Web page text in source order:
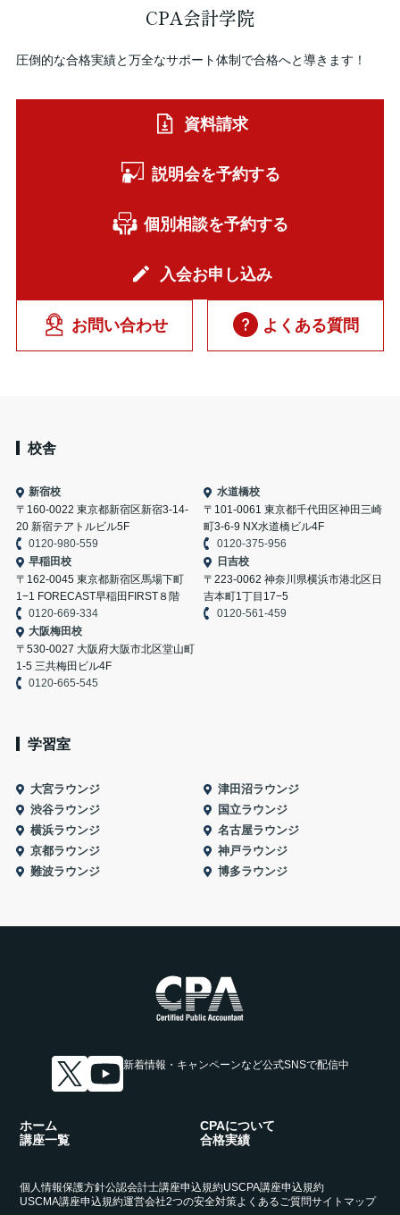
CPA会計学院
圧倒的な合格実績と万全なサポート体制で合格へと導きます！
資料請求
説明会を予約する
個別相談を予約する
入会お申し込み
お問い合わせ よくある質問
校舎
新宿校
〒160-0022 東京都新宿区新宿3-14-
20 新宿テアトルビル5F
0120-980-559
水道橋校
〒101-0061 東京都千代田区神田三崎
町3-6-9 NX水道橋ビル4F
0120-375-956
早稲田校
〒162-0045 東京都新宿区馬場下町
1−1 FORECAST早稲田FIRST８階
0120-669-334
日吉校
〒223-0062 神奈川県横浜市港北区日
吉本町1丁目17−5
0120-561-459
大阪梅田校
〒530-0027 大阪府大阪市北区堂山町
1-5 三共梅田ビル4F
0120-665-545
学習室
大宮ラウンジ
津田沼ラウンジ
渋谷ラウンジ
国立ラウンジ
横浜ラウンジ
名古屋ラウンジ
京都ラウンジ
神戸ラウンジ
難波ラウンジ
博多ラウンジ
新着情報・キャンペーンなど公式SNSで配信中
ホーム
CPAについて
講座一覧
合格実績
個人情報保護方針公認会計士講座申込規約USCPA講座申込規約
USCMA講座申込規約運営会社2つの安全対策よくあるご質問サイトマップ